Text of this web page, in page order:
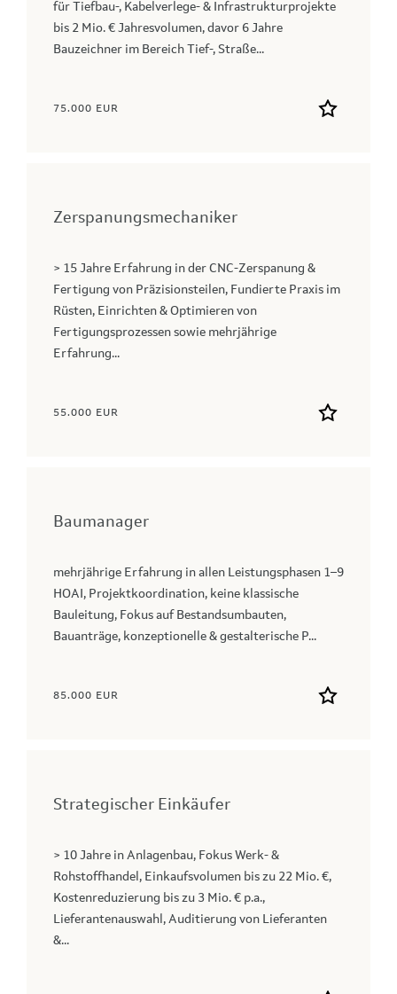
für Tiefbau-, Kabelverlege- & Infrastrukturprojekte
bis 2 Mio. € Jahresvolumen, davor 6 Jahre
Bauzeichner im Bereich Tief-, Straße...
75.000 EUR
Zerspanungsmechaniker
> 15 Jahre Erfahrung in der CNC-Zerspanung &
Fertigung von Präzisionsteilen, Fundierte Praxis im
Rüsten, Einrichten & Optimieren von
Fertigungsprozessen sowie mehrjährige
Erfahrung...
55.000 EUR
Baumanager
mehrjährige Erfahrung in allen Leistungsphasen 1–9
HOAI, Projektkoordination, keine klassische
Bauleitung, Fokus auf Bestandsumbauten,
Bauanträge, konzeptionelle & gestalterische P...
85.000 EUR
Strategischer Einkäufer
> 10 Jahre in Anlagenbau, Fokus Werk- &
Rohstoffhandel, Einkaufsvolumen bis zu 22 Mio. €,
Kostenreduzierung bis zu 3 Mio. € p.a.,
Lieferantenauswahl, Auditierung von Lieferanten
&...